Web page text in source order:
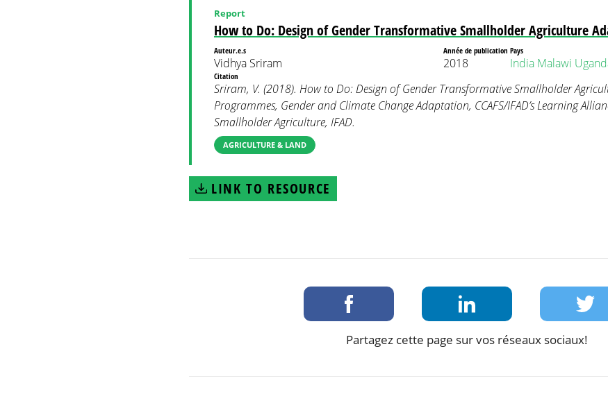
How to Do: Design of Gender Transformative Smallholder Agriculture
Report
Auteur.e.s
Vidhya Sriram
Année de publication
2018
Pays
India Malawi
Citation
Sriram, V. (2018). How to Do: Design of Gender Transformative Smallholder
Programmes, Gender and Climate Change Adaptation, CCAFS/IFAD’s Learning
Smallholder Agriculture, IFAD.
AGRICULTURE & LAND
LINK TO RESOURCE
Partagez cette page sur vos réseaux sociaux!